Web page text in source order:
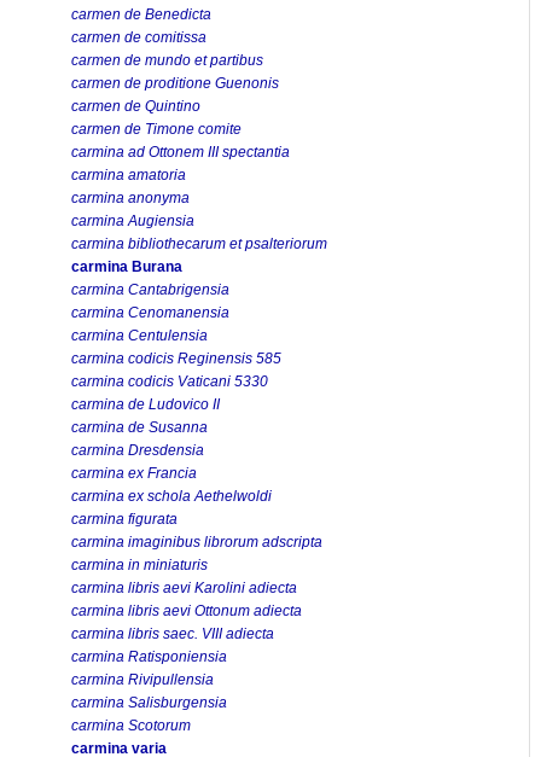
carmen de Benedicta
carmen de comitissa
carmen de mundo et partibus
carmen de proditione Guenonis
carmen de Quintino
carmen de Timone comite
carmina ad Ottonem III spectantia
carmina amatoria
carmina anonyma
carmina Augiensia
carmina bibliothecarum et psalteriorum
carmina Burana
carmina Cantabrigensia
carmina Cenomanensia
carmina Centulensia
carmina codicis Reginensis 585
carmina codicis Vaticani 5330
carmina de Ludovico II
carmina de Susanna
carmina Dresdensia
carmina ex Francia
carmina ex schola Aethelwoldi
carmina figurata
carmina imaginibus librorum adscripta
carmina in miniaturis
carmina libris aevi Karolini adiecta
carmina libris aevi Ottonum adiecta
carmina libris saec. VIII adiecta
carmina Ratisponiensia
carmina Rivipullensia
carmina Salisburgensia
carmina Scotorum
carmina varia